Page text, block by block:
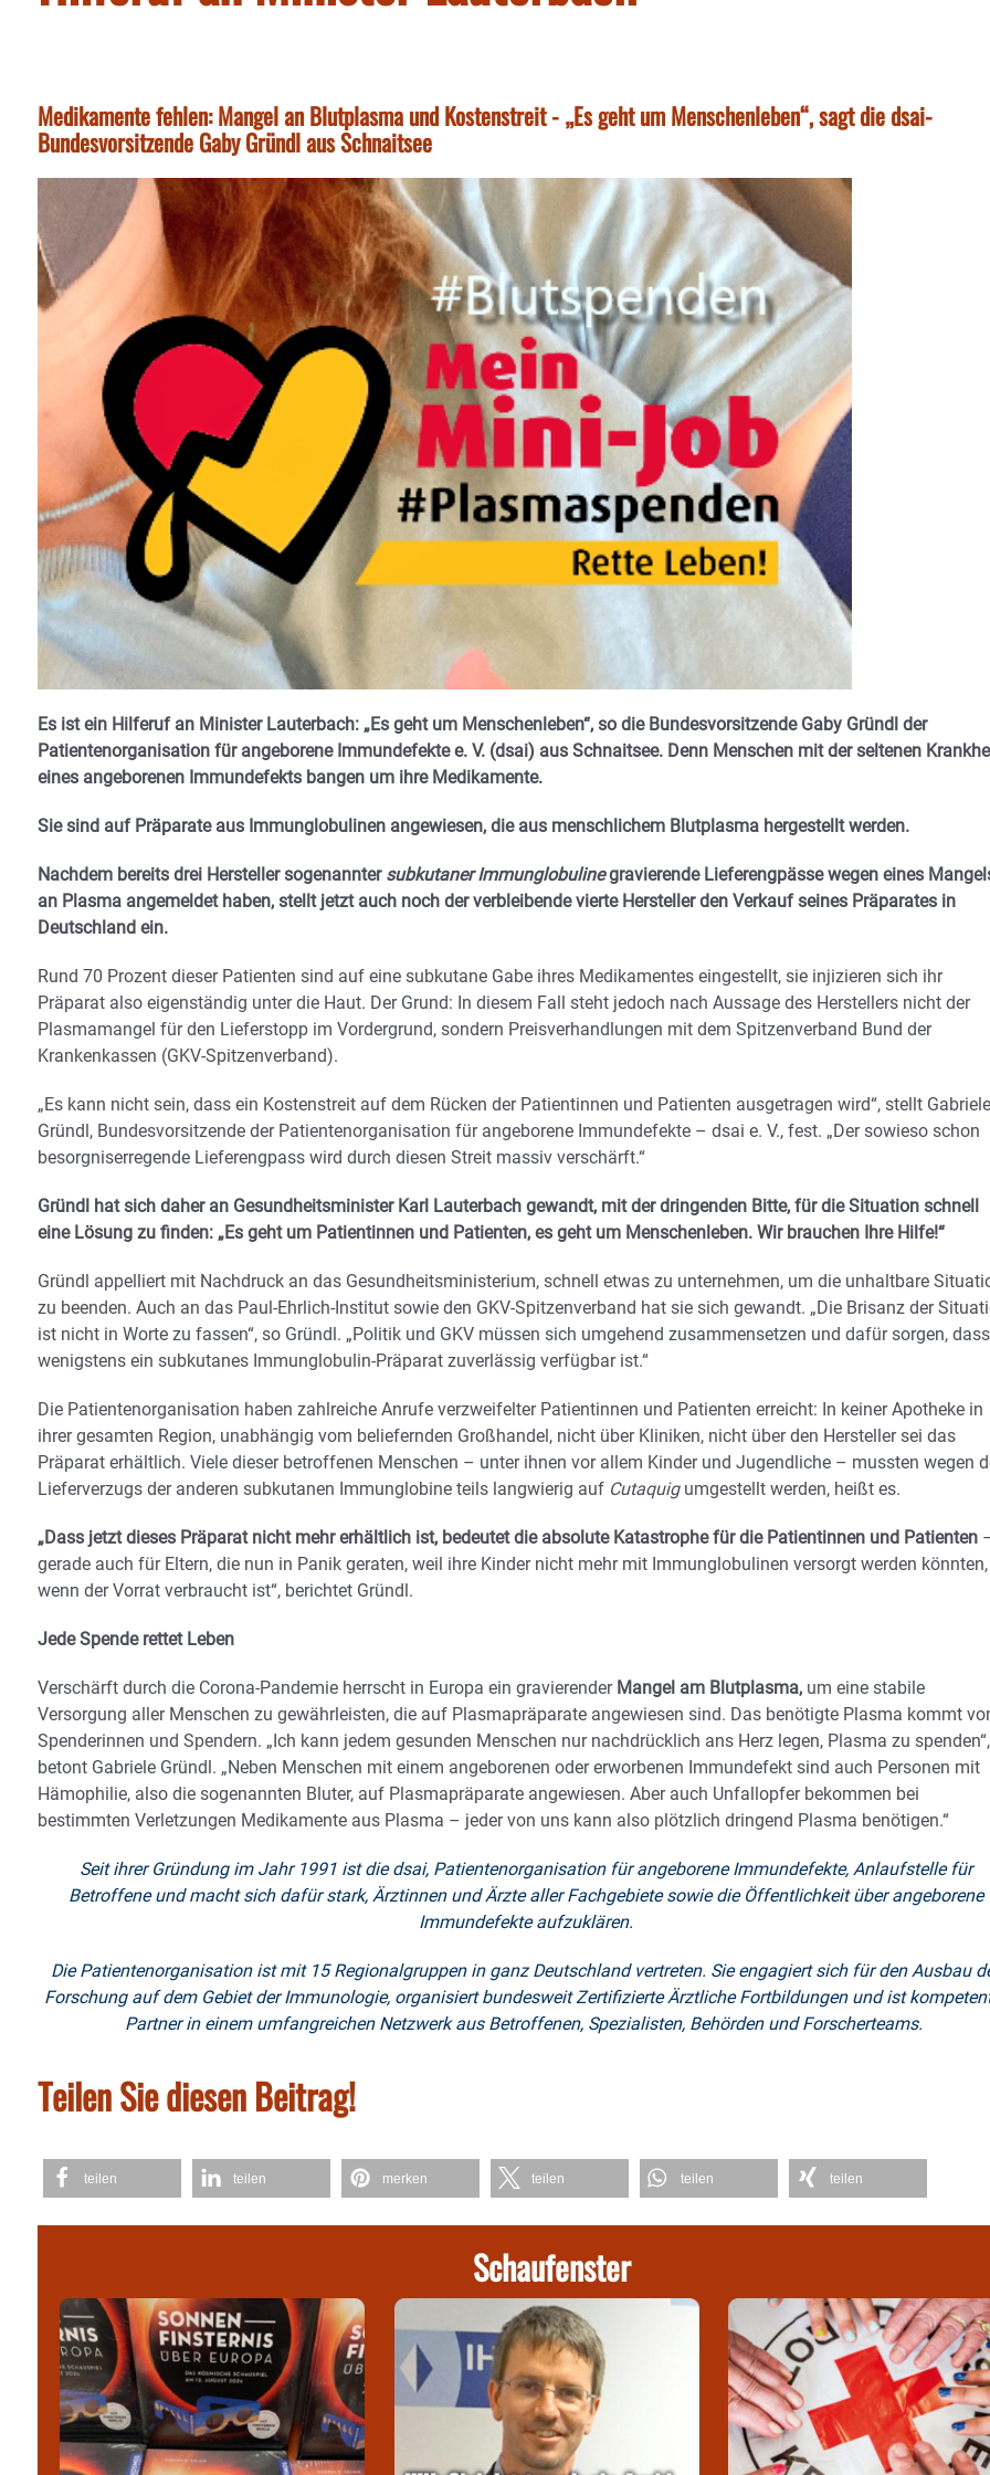
Medikamente fehlen: Mangel an Blutplasma und Kostenstreit - „Es geht um Menschenleben“, sagt die dsai-
Bundesvorsitzende Gaby Gründl aus Schnaitsee
Es ist ein Hilferuf an Minister Lauterbach: „Es geht um Menschenleben“, so die Bundesvorsitzende Gaby Gründl der
Patientenorganisation für angeborene Immundefekte e. V. (dsai) aus Schnaitsee. Denn Menschen mit der seltenen
eines angeborenen Immundefekts bangen um ihre Medikamente.
Sie sind auf Präparate aus Immunglobulinen angewiesen, die aus menschlichem Blutplasma hergestellt werden.
Nachdem bereits drei Hersteller sogenannter subkutaner Immunglobulinegravierende Lieferengpässe wegen eines
an Plasma angemeldet haben, stellt jetzt auch noch der verbleibende vierte Hersteller den Verkauf seines Präparates in
Deutschland ein.
Rund 70 Prozent dieser Patienten sind auf eine subkutane Gabe ihres Medikamentes eingestellt, sie injizieren sich ihr
Präparat also eigenständig unter die Haut. Der Grund: In diesem Fall steht jedoch nach Aussage des Herstellers nicht der
Plasmamangel für den Lieferstopp im Vordergrund, sondern Preisverhandlungen mit dem Spitzenverband Bund der
Krankenkassen (GKV-Spitzenverband).
„Es kann nicht sein, dass ein Kostenstreit auf dem Rücken der Patientinnen und Patienten ausgetragen wird“, stellt Gabriele
Gründl, Bundesvorsitzende der Patientenorganisation für angeborene Immundefekte – dsai e. V., fest. „Der sowieso schon
besorgniserregende Lieferengpass wird durch diesen Streit massiv verschärft.“
Gründl hat sich daher an Gesundheitsminister Karl Lauterbach gewandt, mit der dringenden Bitte, für die Situation schnell
eine Lösung zu finden: „Es geht um Patientinnen und Patienten, es geht um Menschenleben. Wir brauchen Ihre Hilfe!“
Gründl appelliert mit Nachdruck an das Gesundheitsministerium, schnell etwas zu unternehmen, um die unhaltbare
zu beenden. Auch an das Paul-Ehrlich-Institut sowie den GKV-Spitzenverband hat sie sich gewandt. „Die Brisanz der
ist nicht in Worte zu fassen“, so Gründl. „Politik und GKV müssen sich umgehend zusammensetzen und dafür sorgen, dass
wenigstens ein subkutanes Immunglobulin-Präparat zuverlässig verfügbar ist.“
Die Patientenorganisation haben zahlreiche Anrufe verzweifelter Patientinnen und Patienten erreicht: In keiner Apotheke in
ihrer gesamten Region, unabhängig vom beliefernden Großhandel, nicht über Kliniken, nicht über den Hersteller sei das
Präparat erhältlich. Viele dieser betroffenen Menschen – unter ihnen vor allem Kinder und Jugendliche – mussten wegen
Lieferverzugs der anderen subkutanen Immunglobine teils langwierig auf Cutaquigumgestellt werden, heißt es.
„Dass jetzt dieses Präparat nicht mehr erhältlich ist, bedeutet die absolute Katastrophe für die Patientinnen und Patienten
gerade auch für Eltern, die nun in Panik geraten, weil ihre Kinder nicht mehr mit Immunglobulinen versorgt werden könnten,
wenn der Vorrat verbraucht ist“, berichtet Gründl.
Jede Spende rettet Leben
Verschärft durch die Corona-Pandemie herrscht in Europa ein gravierender Mangel am Blutplasma, um eine stabile
Versorgung aller Menschen zu gewährleisten, die auf Plasmapräparate angewiesen sind. Das benötigte Plasma kommt
Spenderinnen und Spendern. „Ich kann jedem gesunden Menschen nur nachdrücklich ans Herz legen, Plasma zu spenden“,
betont Gabriele Gründl. „Neben Menschen mit einem angeborenen oder erworbenen Immundefekt sind auch Personen mit
Hämophilie, also die sogenannten Bluter, auf Plasmapräparate angewiesen. Aber auch Unfallopfer bekommen bei
bestimmten Verletzungen Medikamente aus Plasma – jeder von uns kann also plötzlich dringend Plasma benötigen.“
Seit ihrer Gründung im Jahr 1991 ist die dsai, Patientenorganisation für angeborene Immundefekte, Anlaufstelle für
Betroffene und macht sich dafür stark, Ärztinnen und Ärzte aller Fachgebiete sowie die Öffentlichkeit über angeborene
Immundefekte aufzuklären.
Die Patientenorganisation ist mit 15 Regionalgruppen in ganz Deutschland vertreten. Sie engagiert sich für den Ausbau
Forschung auf dem Gebiet der Immunologie, organisiert bundesweit Zertifizierte Ärztliche Fortbildungen und ist
Partner in einem umfangreichen Netzwerk aus Betroffenen, Spezialisten, Behörden und Forscherteams.
Teilen Sie diesen Beitrag!
teilen teilen merken teilen teilen teilen
Schaufenster